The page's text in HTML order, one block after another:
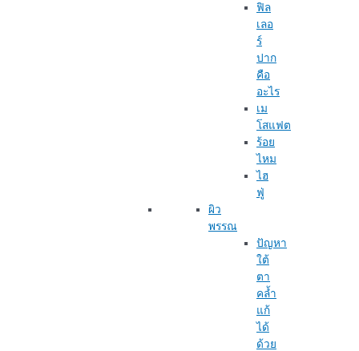
ฟิล
เลอ
ร์
ปาก
คือ
อะไร
เม
โสแฟต
ร้อย
ไหม
ไฮ
ฟู่
ผิว
พรรณ
ปัญหา
ใต้
ตา
คล้ำ
แก้
ได้
ด้วย